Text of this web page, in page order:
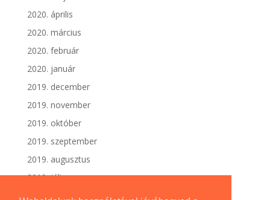
2020. április
2020. március
2020. február
2020. január
2019. december
2019. november
2019. október
2019. szeptember
2019. augusztus
2019. július
2019. június